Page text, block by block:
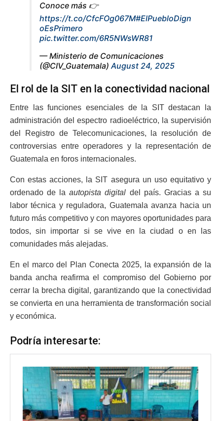
Conoce más 👉
https://t.co/CfcFOg067M#ElPuebloDign
oEsPrimero
pic.twitter.com/6R5NWsWR81
— Ministerio de Comunicaciones
(@CIV_Guatemala)August 24, 2025
El rol de la SIT en la conectividad nacional
Entre las funciones esenciales de la SIT destacan la
administración del espectro radioeléctrico, la supervisión
del Registro de Telecomunicaciones, la resolución de
controversias entre operadores y la representación de
Guatemala en foros internacionales.
Con estas acciones, la SIT asegura un uso equitativo y
ordenado de laautopista digital del país. Gracias a su
labor técnica y reguladora, Guatemala avanza hacia un
futuro más competitivo y con mayores oportunidades para
todos, sin importar si se vive en la ciudad o en las
comunidades más alejadas.
En el marco del Plan Conecta 2025, la expansión de la
banda ancha reafirma el compromiso del Gobierno por
cerrar la brecha digital, garantizando que la conectividad
se convierta en una herramienta de transformación social
y económica.
Podría interesarte: